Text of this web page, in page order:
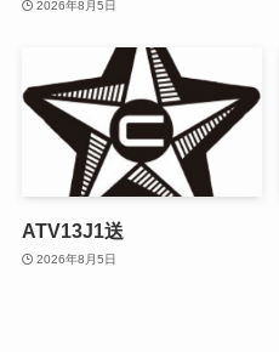
2026年8月5日
ATV13J1送
2026年8月5日